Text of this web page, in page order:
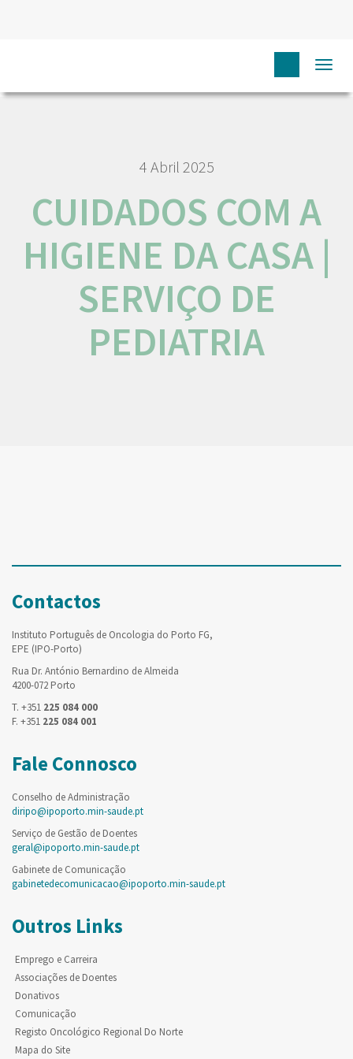
4 Abril 2025
CUIDADOS COM A
HIGIENE DA CASA |
SERVIÇO DE
PEDIATRIA
Contactos
Instituto Português de Oncologia do Porto FG,
EPE (IPO-Porto)
Rua Dr. António Bernardino de Almeida
4200-072 Porto
T. +351 225 084 000
F. +351 225 084 001
Fale Connosco
Conselho de Administração
diripo@ipoporto.min-saude.pt
Serviço de Gestão de Doentes
geral@ipoporto.min-saude.pt
Gabinete de Comunicação
gabinetedecomunicacao@ipoporto.min-saude.pt
Outros Links
Emprego e Carreira
Associações de Doentes
Donativos
Comunicação
Registo Oncológico Regional Do Norte
Mapa do Site